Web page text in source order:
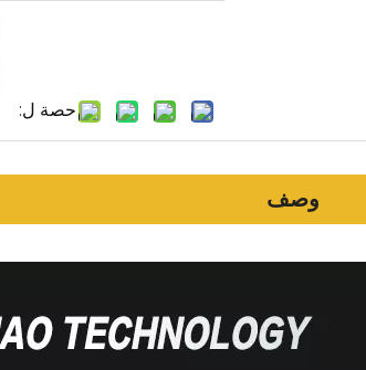
حصة ل:
وصف